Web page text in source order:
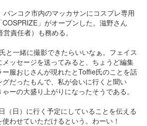
ンコク市内のマッカサンにコスプレ専用
」がオープンした。滋野さん
責任者）も務める。
と一緒に撮影できたらいいなぁ。フェイス
ッセージを送ってみると、ちょうど編集
服おじさんが現れたとToffie氏のことを話
だったもんで、私が会いに行くと聞い
ーの大盛り上がりになったそうである。
（日）に行く予定にしていることを伝える
わせていただけるという。わーい！